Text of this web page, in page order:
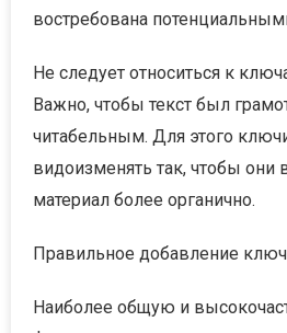
востребована
Не следует относиться к
Важно, чтобы текст был
читабельным. Для этого
видоизменять так, чтобы
материал более органично.
Правильное добавление
Наиболее общую и